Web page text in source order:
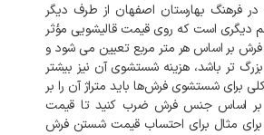
در فرهنگ بهارستان اصفهان از طرف دیگر
دیگری است که روی قیمت قالیشویی مؤثر
بر اساس هر متر مربع تعیین می شود و
تر باشد، هزینه شستشوی آن نیز بیشتر
برای شستشوی فرش‌ها باید متراژ آن را بر
اساس جنس فرش ضرب کنید تا قیمت
مثال برای احتساب قیمت شستن فرش